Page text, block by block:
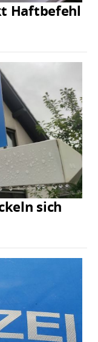
Haftbefehl
sich